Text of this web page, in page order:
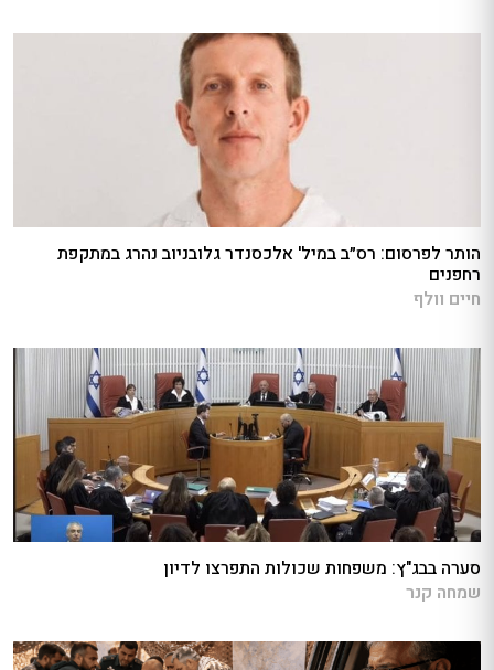
הותר לפרסום: רס״ב במיל' אלכסנדר גלובניוב נהרג במתקפת
רחפנים
חיים וולף
סערה בבג"ץ: משפחות שכולות התפרצו לדיון
שמחה קנר